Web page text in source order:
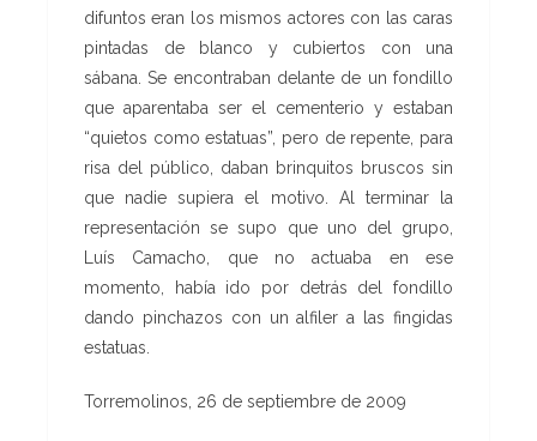
difuntos eran los mismos actores con las caras
pintadas de blanco y cubiertos con una
sábana. Se encontraban delante de un fondillo
que aparentaba ser el cementerio y estaban
“quietos como estatuas”, pero de repente, para
risa del público, daban brinquitos bruscos sin
que nadie supiera el motivo. Al terminar la
representación se supo que uno del grupo,
Luís Camacho, que no actuaba en ese
momento, había ido por detrás del fondillo
dando pinchazos con un alfiler a las fingidas
estatuas.
Torremolinos, 26 de septiembre de 2009